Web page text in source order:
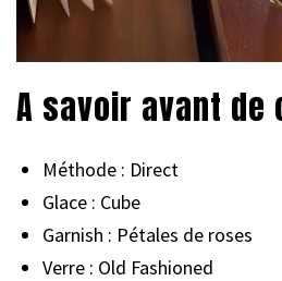
A savoir avant de
Méthode : Direct
Glace : Cube
Garnish : Pétales de roses
Verre : Old Fashioned